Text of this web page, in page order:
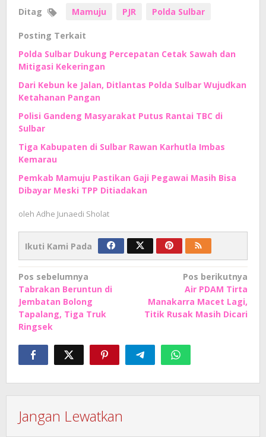
Ditag Mamuju PJR Polda Sulbar
Posting Terkait
Polda Sulbar Dukung Percepatan Cetak Sawah dan
Mitigasi Kekeringan
Dari Kebun ke Jalan, Ditlantas Polda Sulbar Wujudkan
Ketahanan Pangan
Polisi Gandeng Masyarakat Putus Rantai TBC di
Sulbar
Tiga Kabupaten di Sulbar Rawan Karhutla Imbas
Kemarau
Pemkab Mamuju Pastikan Gaji Pegawai Masih Bisa
Dibayar Meski TPP Ditiadakan
oleh Adhe Junaedi Sholat
Ikuti Kami Pada
Navigasi
pos
Pos sebelumnya
Tabrakan Beruntun di
Jembatan Bolong
Tapalang, Tiga Truk
Ringsek
Pos berikutnya
Air PDAM Tirta
Manakarra Macet Lagi,
Titik Rusak Masih Dicari
Jangan Lewatkan